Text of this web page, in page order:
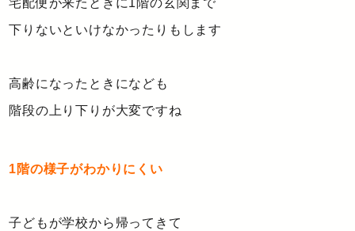
宅配便が来たときに1階の玄関まで
下りないといけなかったりもします
高齢になったときになども
階段の上り下りが大変ですね
1階の様子がわかりにくい
子どもが学校から帰ってきて